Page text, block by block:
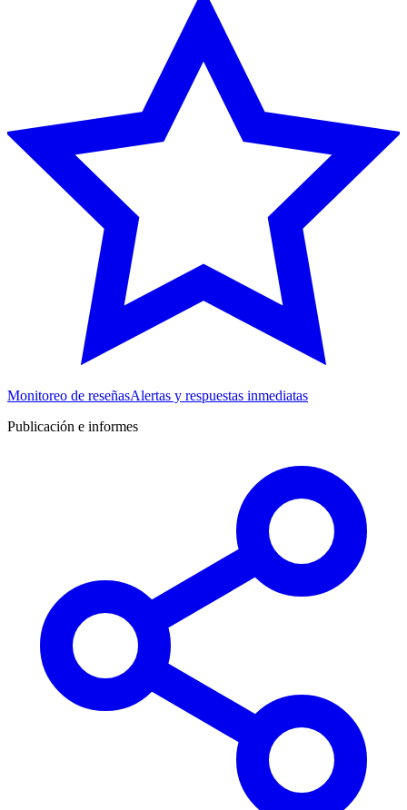
Monitoreo de reseñasAlertas y respuestas inmediatas
Publicación e informes